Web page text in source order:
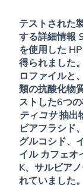
テストされた
する詳細情報
を使用した
得られました
ロファイルと
類の抗酸化物
ストした6つ
ティコサ抽出
ビアフラシド
グルコシド、
イル カフェオ
K、サルビア
れていました